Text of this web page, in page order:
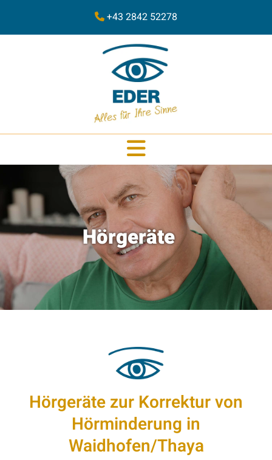
 +43 2842 52278
Hörgeräte
Hörgeräte zur Korrektur von
Hörminderung in
Waidhofen/Thaya